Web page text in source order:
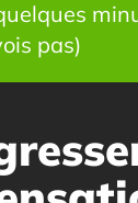
pas)